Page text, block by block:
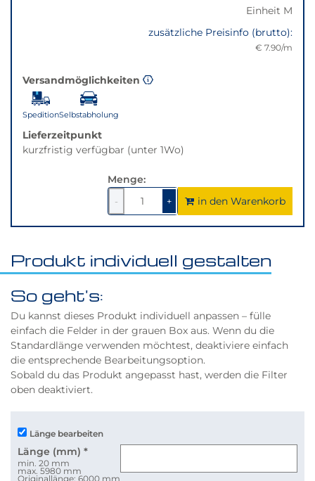
Einheit M
zusätzliche Preisinfo (brutto):
€ 7.90/m
Versandmöglichkeiten
SpeditionSelbstabholung
Lieferzeitpunkt
kurzfristig verfügbar (unter 1Wo)
Menge:
-
1
verringern
+1um
1
erhöhen
in den Warenkorb
Produkt individuell gestalten
So geht's:
Du kannst dieses Produkt individuell anpassen – fülle
einfach die Felder in der grauen Box aus. Wenn du die
Standardlänge verwenden möchtest, deaktiviere einfach
die entsprechende Bearbeitungsoption.
Sobald du das Produkt angepasst hast, werden die Filter
oben deaktiviert.
Länge bearbeiten
Länge (mm) *
min. 20 mm
max. 5980 mm
Originallänge: 6000 mm